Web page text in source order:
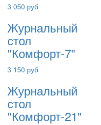
3 050 руб
Журнальный
стол
"Комфорт-7"
3 150 руб
Журнальный
стол
"Комфорт-21"